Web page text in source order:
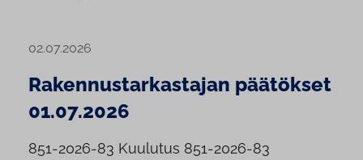
02.07.2026
Rakennustarkastajan päätökset
01.07.2026
851-2026-83 Kuulutus 851-2026-83